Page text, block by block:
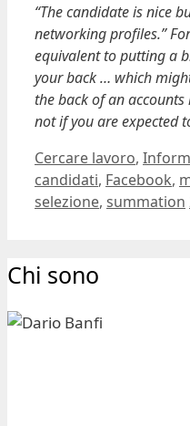
“The candidate is nice
networking profiles.”
equivalent to putting a
your back … which
the back of an
not if you are expected
Categorie
Cercare lavoro,
candidati, Facebook,
selezione, summation
Chi sono